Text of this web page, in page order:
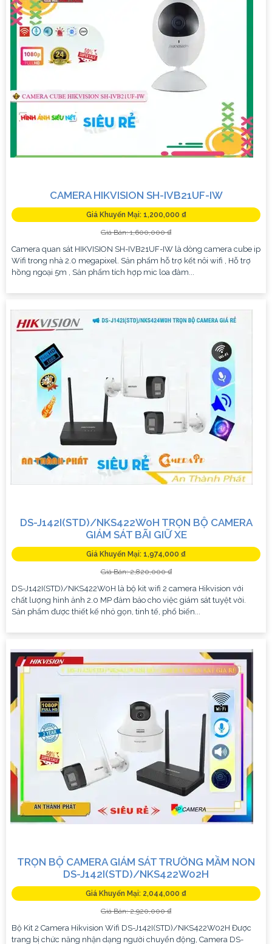
CAMERA HIKVISION SH-IVB21UF-IW
Giá Khuyến Mại: 1,200,000 ₫
Giá Bán: 1,600,000 ₫
Camera quan sát HIKVISION SH-IVB21UF-IW là dòng camera cube ip
Wifi trong nhà 2.0 megapixel. Sản phẩm hỗ trợ kết nôi wifi , Hỗ trợ
hồng ngoại 5m , Sản phẩm tích hợp mic loa đàm...
DS-J142I(STD)/NKS422W0H TRỌN BỘ CAMERA
GIÁM SÁT BÃI GIỮ XE
Giá Khuyến Mại: 1,974,000 ₫
Giá Bán: 2,820,000 ₫
DS-J142I(STD)/NKS422W0H là bộ kit wifi 2 camera Hikvision với
chất lượng hình ảnh 2.0 MP đảm bảo cho việc giám sát tuyệt vời.
Sản phẩm được thiết kế nhỏ gọn, tinh tế, phổ biến...
TRỌN BỘ CAMERA GIÁM SÁT TRƯỜNG MẦM NON
DS-J142I(STD)/NKS422W02H
Giá Khuyến Mại: 2,044,000 ₫
Giá Bán: 2,920,000 ₫
Bộ Kit 2 Camera Hikvision Wifi DS-J142I(STD)/NKS422W02H Được
trang bị chức năng nhận dạng người chuyển động, Camera DS-